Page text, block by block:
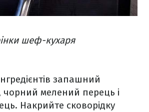
шеф-кухаря
запашний
чорний мелений перець і
Накрийте сковорідку